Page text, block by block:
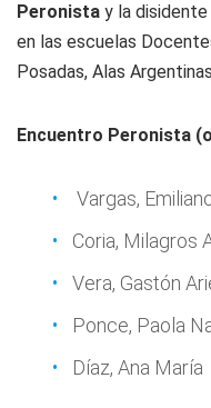
Peronista y la disidente
en las escuelas
Posadas, Alas
Encuentro Peronista
Vargas,
Coria, Milagros
Vera, Gastón
Ponce, Paola
Díaz, Ana María